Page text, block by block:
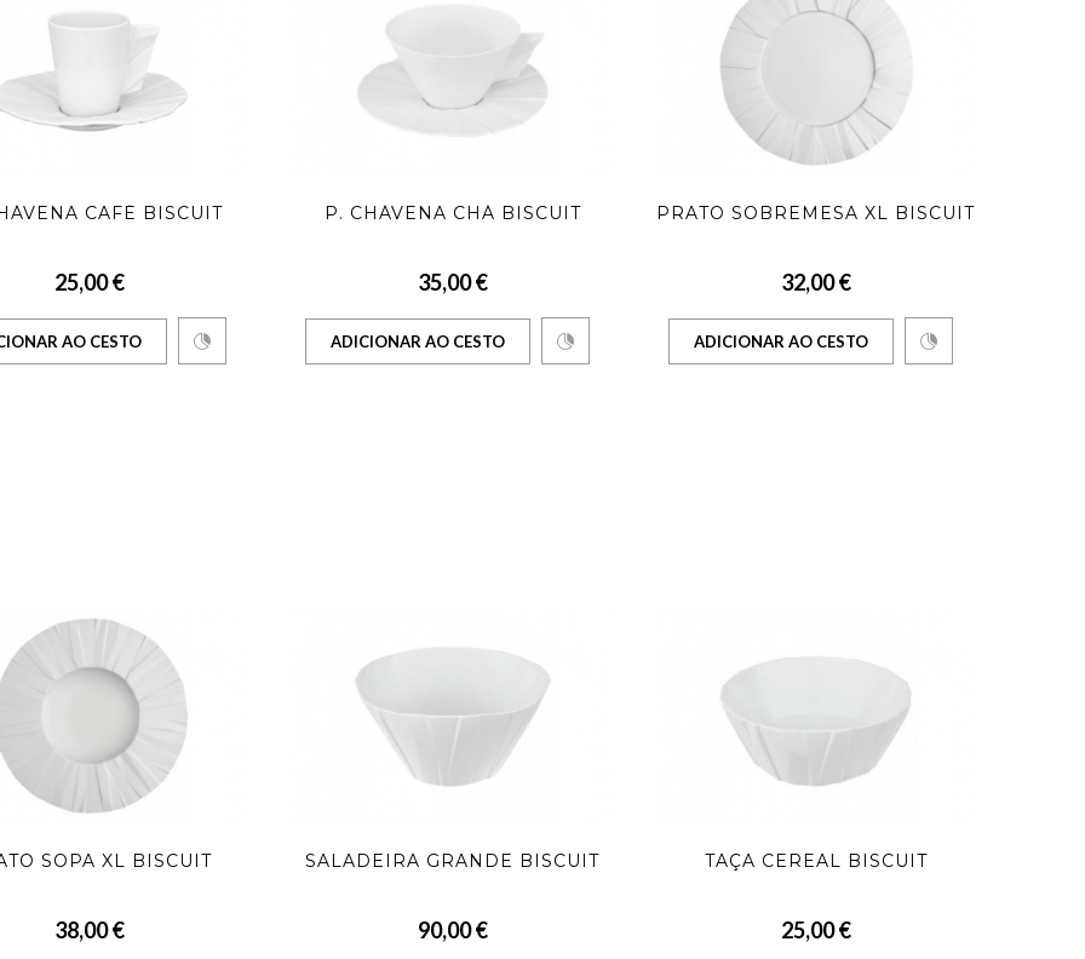
CAFÉ BISCUIT
25,00 €
AO CESTO
P. CHÁVENA CHÁ BISCUIT
35,00 €
ADICIONAR AO CESTO
PRATO SOBREMESA XL BISCUIT
32,00 €
ADICIONAR AO CESTO
SOPA XL BISCUIT
38,00 €
SALADEIRA GRANDE BISCUIT
90,00 €
TAÇA CEREAL BISCUIT
25,00 €